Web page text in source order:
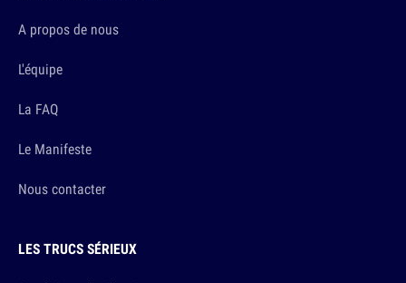
A propos de nous
L'équipe
La FAQ
Le Manifeste
Nous contacter
LES TRUCS SÉRIEUX